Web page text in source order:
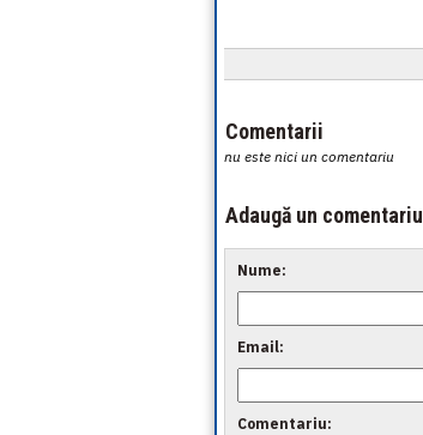
Comentarii
nu este nici un comentariu
Adaugă un comentariu
Nume:
Email:
Comentariu: